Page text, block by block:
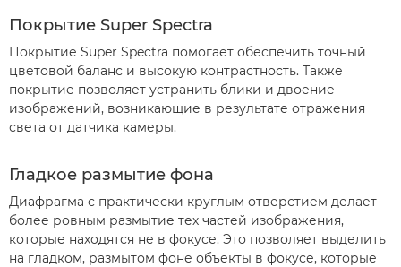
Покрытие Super Spectra
Покрытие Super Spectra помогает обеспечить точный
цветовой баланс и высокую контрастность. Также
покрытие позволяет устранить блики и двоение
изображений, возникающие в результате отражения
света от датчика камеры.
Гладкое размытие фона
Диафрагма с практически круглым отверстием делает
более ровным размытие тех частей изображения,
которые находятся не в фокусе. Это позволяет выделить
на гладком, размытом фоне объекты в фокусе, которые